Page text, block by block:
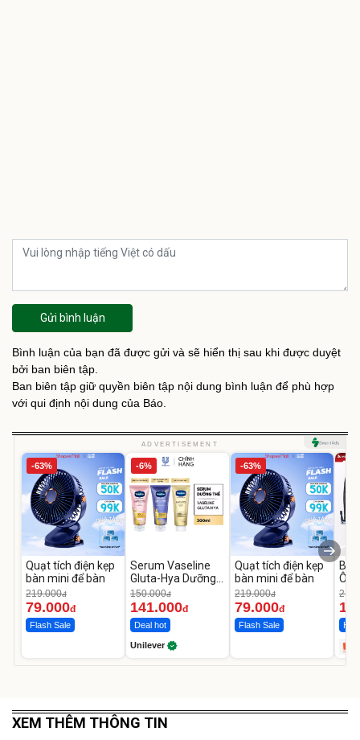
Gửi bình luận
Bình luận của bạn đã được gửi và sẽ hiển thị sau khi được duyệt
bởi ban biên tập.
Ban biên tập giữ quyền biên tập nội dung bình luận để phù hợp
với qui định nội dung của Báo.
ADVERTISEMENT
-63%
Quạt tích điện kẹp
bàn mini để bàn
219.000đ
79.000đ
Flash Sale
-6%
Serum Vaseline
Gluta-Hya Dưỡng
Da Sáng Mịn Sau 7
Ngày
150.000đ
141.000đ
Deal hot
Unilever
-63%
Quạt tích điện kẹp
bàn mini để bàn
219.000đ
79.000đ
Flash Sale
Ô
Hot
XEM THÊM THÔNG TIN